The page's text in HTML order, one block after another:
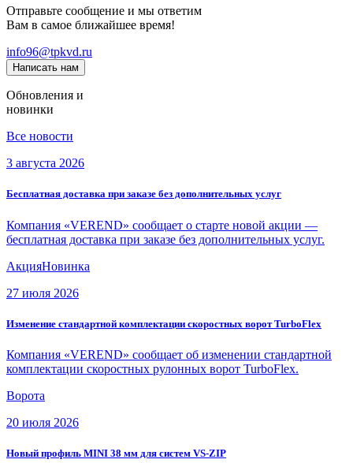
Отправьте сообщение и мы ответим
Вам в самое ближайшее время!
info96@tpkvd.ru
Написать нам
Обновления и
новинки
Все новости
3 августа 2026
Бесплатная доставка при заказе без дополнительных услуг
Компания «VEREND» сообщает о старте новой акции —
бесплатная доставка при заказе без дополнительных услуг.
АкцияНовинка
27 июля 2026
Изменение стандартной комплектации скоростных ворот TurboFlex
Компания «VEREND» сообщает об изменении стандартной
комплектации скоростных рулонных ворот TurboFlex.
Ворота
20 июля 2026
Новый профиль MINI 38 мм для систем VS-ZIP